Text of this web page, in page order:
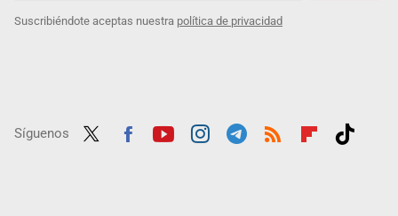
Suscribiéndote aceptas nuestra política de privacidad
Síguenos